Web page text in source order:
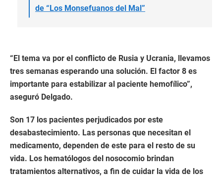
de “Los Monsefuanos del Mal”
“El tema va por el conflicto de Rusia y Ucrania, llevamos
tres semanas esperando una solución. El factor 8 es
importante para estabilizar al paciente hemofílico”,
aseguró Delgado.
Son 17 los pacientes perjudicados por este
desabastecimiento. Las personas que necesitan el
medicamento, dependen de este para el resto de su
vida. Los hematólogos del nosocomio brindan
tratamientos alternativos, a fin de cuidar la vida de los